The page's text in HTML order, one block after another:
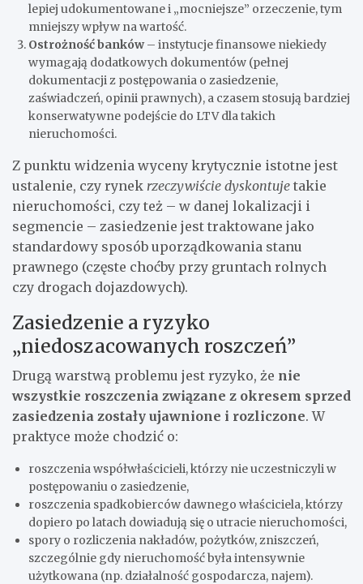
lepiej udokumentowane i „mocniejsze” orzeczenie, tym
mniejszy wpływ na wartość.
Ostrożność banków– instytucje finansowe niekiedy
wymagają dodatkowych dokumentów (pełnej
dokumentacji z postępowania o zasiedzenie,
zaświadczeń, opinii prawnych), a czasem stosują bardziej
konserwatywne podejście do LTV dla takich
nieruchomości.
Z punktu widzenia wyceny krytycznie istotne jest
ustalenie, czy rynek rzeczywiście dyskontuje takie
nieruchomości, czy też – w danej lokalizacji i
segmencie – zasiedzenie jest traktowane jako
standardowy sposób uporządkowania stanu
prawnego (częste choćby przy gruntach rolnych
czy drogach dojazdowych).
Zasiedzenie a ryzyko
„niedoszacowanych roszczeń”
Drugą warstwą problemu jest ryzyko, że nie
wszystkie roszczenia związane z okresem sprzed
zasiedzenia zostały ujawnione i rozliczone. W
praktyce może chodzić o:
roszczenia współwłaścicieli, którzy nie uczestniczyli w
postępowaniu o zasiedzenie,
roszczenia spadkobierców dawnego właściciela, którzy
dopiero po latach dowiadują się o utracie nieruchomości,
spory o rozliczenia nakładów, pożytków, zniszczeń,
szczególnie gdy nieruchomość była intensywnie
użytkowana (np. działalność gospodarcza, najem).